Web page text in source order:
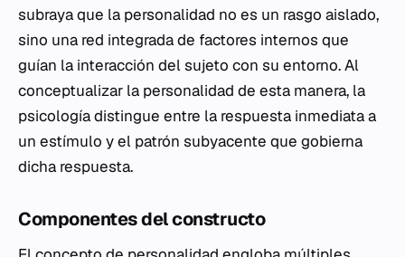
subraya que la personalidad no es un rasgo aislado,
sino una red integrada de factores internos que
guían la interacción del sujeto con su entorno. Al
conceptualizar la personalidad de esta manera, la
psicología distingue entre la respuesta inmediata a
un estímulo y el patrón subyacente que gobierna
dicha respuesta.
Componentes del constructo